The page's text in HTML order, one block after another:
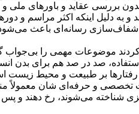
بررسی عقاید و باورهای ملی و
دلیل اینکه اکثر مراسم و
شفاف‌سازی رسانه‌ای باعث
کردند موضوعات مهمی را
صد در صد هم برای
رفتارها بر طبیعت و محیط
و حرفه‌ای شان معمولاً
می‌شوند، رخ دهند و پس